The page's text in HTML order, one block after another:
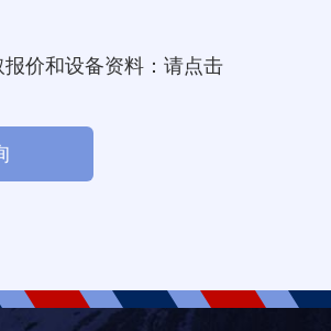
价和设备资料：请点击